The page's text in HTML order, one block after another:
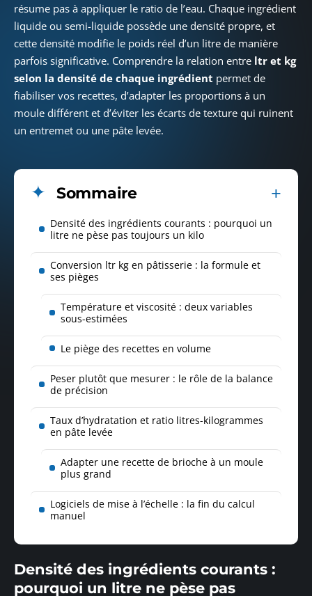
résume pas à appliquer le ratio de l’eau. Chaque ingrédient
liquide ou semi-liquide possède une densité propre, et
cette densité modifie le poids réel d’un litre de manière
parfois significative. Comprendre la relation entre ltr et kg
selon la densité de chaque ingrédient permet de
fiabiliser vos recettes, d’adapter les proportions à un
moule différent et d’éviter les écarts de texture qui ruinent
un entremet ou une pâte levée.
Sommaire
Densité des ingrédients courants : pourquoi un
litre ne pèse pas toujours un kilo
Conversion ltr kg en pâtisserie : la formule et
ses pièges
Température et viscosité : deux variables
sous-estimées
Le piège des recettes en volume
Peser plutôt que mesurer : le rôle de la balance
de précision
Taux d’hydratation et ratio litres-kilogrammes
en pâte levée
Adapter une recette de brioche à un moule
plus grand
Logiciels de mise à l’échelle : la fin du calcul
manuel
Densité des ingrédients courants :
pourquoi un litre ne pèse pas